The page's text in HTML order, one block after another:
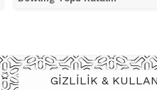
GIZLILIK &